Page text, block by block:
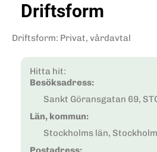
Driftsform
Driftsform: Privat, vårdavtal
Hitta hit:
Besöksadress:
Sankt Göransgatan 69,
Län, kommun:
Stockholms län, Stockholm